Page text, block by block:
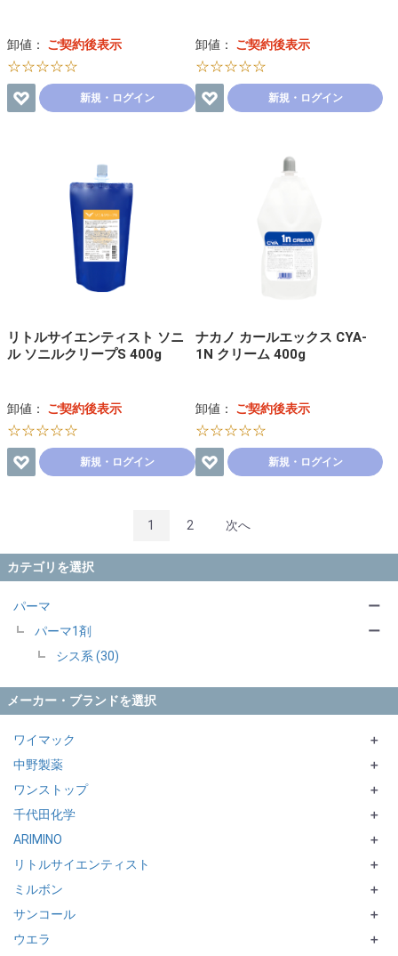
カテゴリを選択
パーマ
パーマ1剤
シス系 (30)
ー
ー
メーカー・ブランドを選択
ワイマック
DIGITAL CURE／STRAIGHT CURE／DIGITAL TREATMENT
＋
中野製薬
emorte
CURLX
＋
ワンストップ
ビカク
＋
千代田化学
COSME COCKTAIL
＋
ARIMINO
COSME CURL
TannieCURL
＋
リトルサイエンティスト
ソニル
＋
ミルボン
PERSOCIA LIVENOBLE
PREJUME シリーズ
＋
サンコール
R-21
＋
ウエラ
＋
卸値： ご契約後表示
☆☆☆☆☆
新規・ログイン
卸値： ご契約後表示
☆☆☆☆☆
新規・ログイン
リトルサイエンティスト ソニ
ル ソニルクリープS 400g
卸値： ご契約後表示
☆☆☆☆☆
新規・ログイン
ナカノ カールエックス CYA-
1N クリーム 400g
卸値： ご契約後表示
☆☆☆☆☆
新規・ログイン
1 2 次へ